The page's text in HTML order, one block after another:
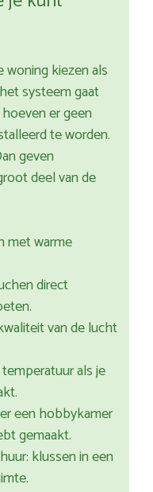
woning kiezen als
systeem gaat
er geen
te worden.
geven
deel van de
met warme
direct
van de lucht
als je
een hobbykamer
gemaakt.
klussen in een